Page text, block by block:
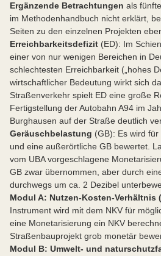
Ergänzende Betrachtungen als
im Methodenhandbuch nicht erklärt,
Seiten zu den einzelnen Projekten
Erreichbarkeitsdefizit (ED): Im
einer von nur wenigen Bereichen in
schlechtesten Erreichbarkeit („hohes
wirtschaftlicher Bedeutung wirkt sich
Straßenverkehr spielt ED eine große
Fertigstellung der Autobahn A94 im
Burghausen auf der Straße deutlich
Geräuschbelastung (GB): Es wird
und eine außerörtliche GB bewertet.
vom UBA vorgeschlagene
GB zwar übernommen, aber durch
durchwegs um ca. 2 Dezibel
Modul A: Nutzen-Kosten-Verhältnis
Instrument wird mit dem NKV für
eine Monetarisierung ein NKV
Straßenbauprojekt grob monetär
Modul B: Umwelt- und